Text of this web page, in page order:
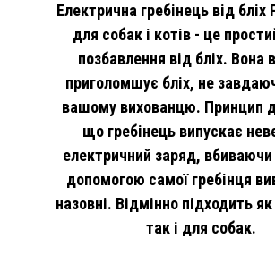
Електрична гребінець від бліх
для собак і котів - це
позбавлення від бліх. Вона
приголомшує бліх, не
вашому вихованцю. Принцип
що гребінець випускає
електричний заряд, вбиваючи
допомогою самої гребінця
назовні. Відмінно підходить
так і для собак.